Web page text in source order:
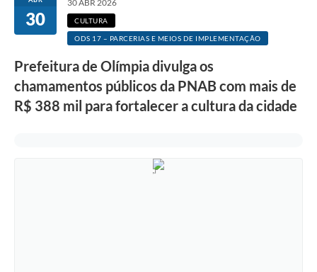
30
30 ABR 2026
CULTURA
ODS 17 – PARCERIAS E MEIOS DE IMPLEMENTAÇÃO
Prefeitura de Olímpia divulga os
chamamentos públicos da PNAB com mais de
R$ 388 mil para fortalecer a cultura da cidade